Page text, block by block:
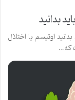
بدانید
اوتیسم یا اختلال